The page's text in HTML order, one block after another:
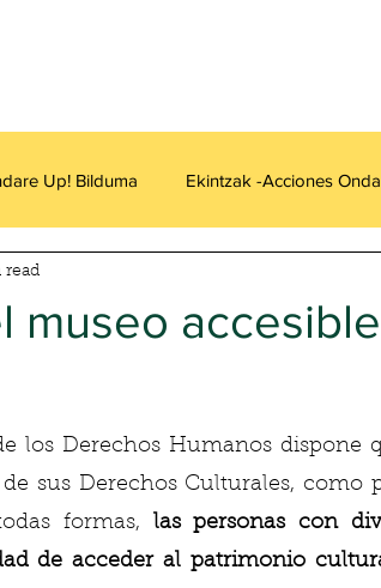
Up! Bilduma Ekintzak -Acciones
museo accesible
read
los Derechos Humanos dispone
sus Derechos Culturales, como
formas, las personas con
de acceder al patrimonio